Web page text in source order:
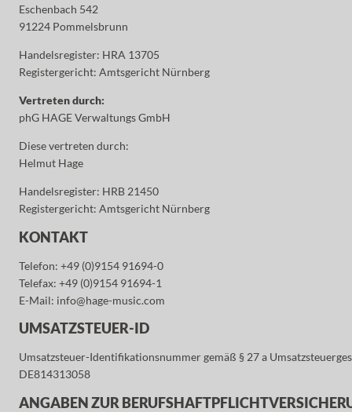
Eschenbach 542
91224 Pommelsbrunn
Handelsregister: HRA 13705
Registergericht: Amtsgericht Nürnberg
Vertreten durch:
phG HAGE Verwaltungs GmbH
Diese vertreten durch:
Helmut Hage
Handelsregister: HRB 21450
Registergericht: Amtsgericht Nürnberg
KONTAKT
Telefon: +49 (0)9154 91694-0
Telefax: +49 (0)9154 91694-1
E-Mail: info@hage-music.com
UMSATZSTEUER-ID
Umsatzsteuer-Identifikationsnummer gemäß § 27 a
DE814313058
ANGABEN ZUR